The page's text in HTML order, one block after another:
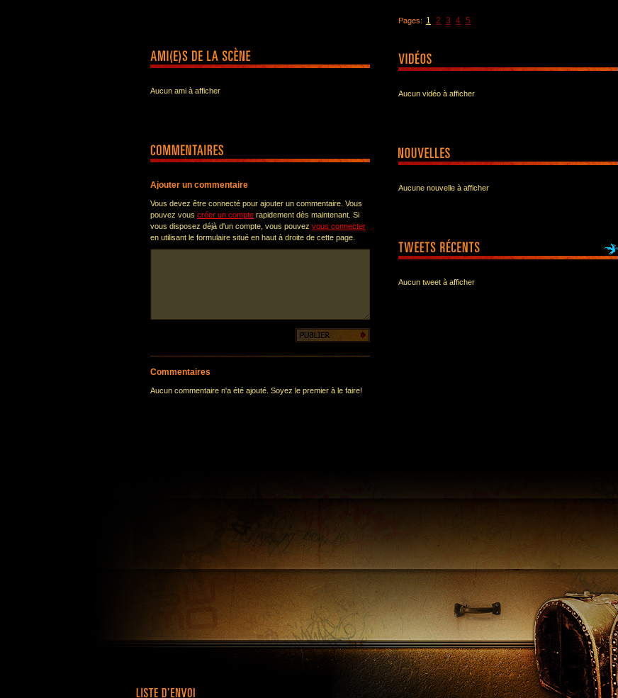
Aucun ami à afficher
Ajouter un commentaire
Vous devez être connecté pour ajouter un commentaire. Vous
pouvez vous créer un compte rapidement dès maintenant. Si
vous disposez déjà d'un compte, vous pouvez vous connecter
en utilisant le formulaire situé en haut à droite de cette page.
Commentaires
Aucun commentaire n'a été ajouté. Soyez le premier à le faire!
Pages: 1 2 3 4 5
Aucun vidéo à afficher
Aucune nouvelle à afficher
Aucun tweet à afficher